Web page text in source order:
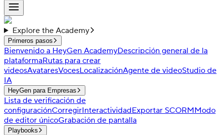
Explore the Academy
Primeros pasos
Bienvenido a HeyGen AcademyDescripción general de la
plataformaRutas para crear
videosAvataresVocesLocalizaciónAgente de videoStudio de
IA
HeyGen para Empresas
Lista de verificación de
configuraciónCorregirInteractividadExportar SCORMModo
de editor únicoGrabación de pantalla
Playbooks